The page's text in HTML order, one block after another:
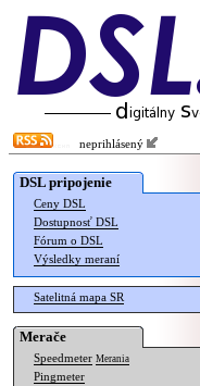
neprihlásený
DSL pripojenie
Ceny DSL
Dostupnosť DSL
Fórum o DSL
Výsledky meraní
Satelitná mapa SR
Merače
Speedmeter Merania
Pingmeter